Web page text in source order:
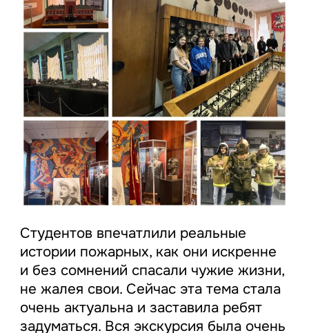
Студентов впечатлили реальные
истории пожарных, как они искренне
и без сомнений спасали чужие жизни,
не жалея свои. Сейчас эта тема стала
очень актуальна и заставила ребят
задуматься. Вся экскурсия была очень